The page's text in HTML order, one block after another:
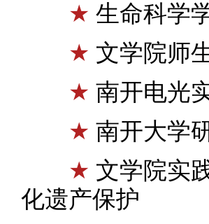
★ 生命科学
★ 文学院师
★ 南开电光
★ 南开大学
★ 文学院实
化遗产保护